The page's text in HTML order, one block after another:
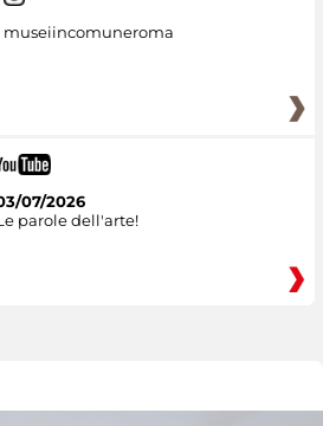
museiincomuneroma
07/2026
parole dell'arte!